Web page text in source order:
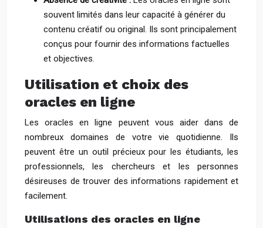
souvent limités dans leur capacité à générer du
contenu créatif ou original. Ils sont principalement
conçus pour fournir des informations factuelles
et objectives.
Utilisation et choix des
oracles en ligne
Les oracles en ligne peuvent vous aider dans de
nombreux domaines de votre vie quotidienne. Ils
peuvent être un outil précieux pour les étudiants, les
professionnels, les chercheurs et les personnes
désireuses de trouver des informations rapidement et
facilement.
Utilisations des oracles en ligne